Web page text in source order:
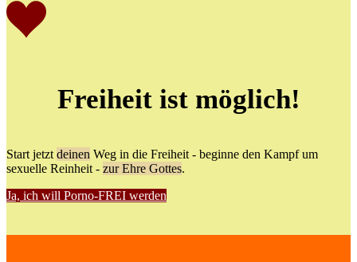
Freiheit ist möglich!
Start jetzt deinen Weg in die Freiheit - beginne den Kampf um
sexuelle Reinheit - zur Ehre Gottes.
Ja, ich will Porno-FREI werden